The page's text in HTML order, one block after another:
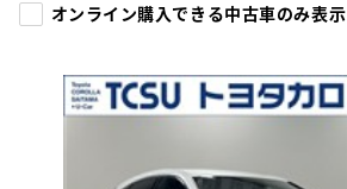
オンライン購入できる中古車のみ表示